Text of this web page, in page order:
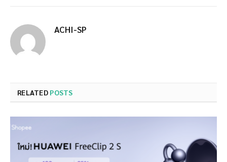
ACHI-SP
RELATED POSTS